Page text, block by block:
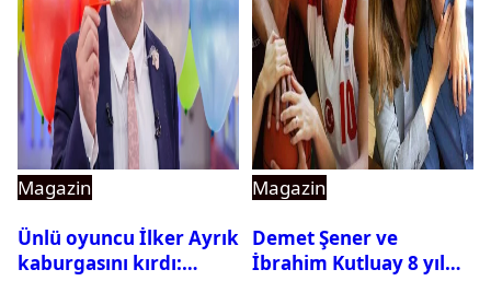
Magazin
Ünlü oyuncu İlker Ayrık
kaburgasını kırdı:
Magazin
Demet Şener ve
İbrahim Kutluay 8 yıl